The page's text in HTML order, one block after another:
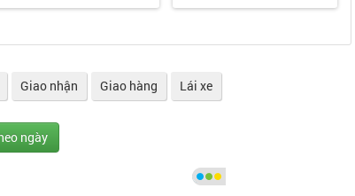
Giao nhận Giao hàng Lái xe
ngày